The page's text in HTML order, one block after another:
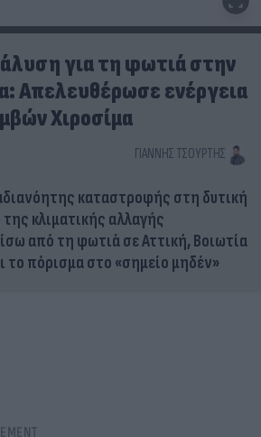
για τη φωτιά στην
Απελευθέρωσε ενέργεια
Χιροσίμα
ΓΙΆΝΝΗΣ ΤΣΟΎΡΤΗΣ
καταστροφής στη δυτική
κλιματικής αλλαγής
από τη φωτιά σε Αττική, Βοιωτία
το πόρισμα στο «σημείο μηδέν»